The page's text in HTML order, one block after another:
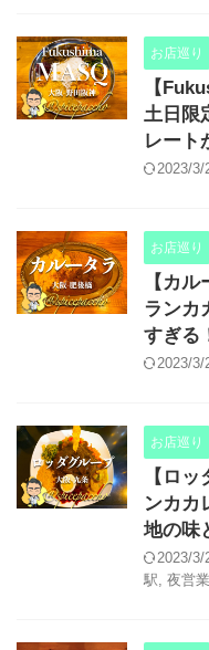
お店巡り
【
土日限
レート
2023/3/
お店巡り
【カ
ランカ
すぎる
2023/3/
お店巡り
【ロ
ンカカ
地の味
2023/3/
駅, 夜営